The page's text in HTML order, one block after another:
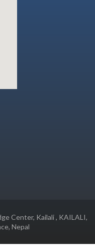
Center, Kailali , KAILALI,
Nepal